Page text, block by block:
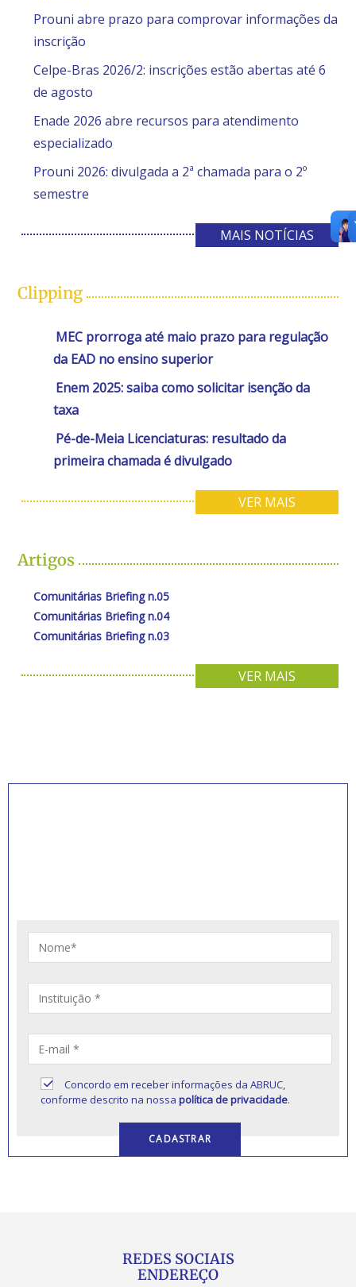
Prouni abre prazo para comprovar informações da
inscrição
Celpe-Bras 2026/2: inscrições estão abertas até 6
de agosto
Enade 2026 abre recursos para atendimento
especializado
Prouni 2026: divulgada a 2ª chamada para o 2º
semestre
MAIS NOTÍCIAS
Clipping
MEC prorroga até maio prazo para regulação
da EAD no ensino superior
Enem 2025: saiba como solicitar isenção da
taxa
Pé-de-Meia Licenciaturas: resultado da
primeira chamada é divulgado
VER MAIS
Artigos
Comunitárias Briefing n.05
Comunitárias Briefing n.04
Comunitárias Briefing n.03
VER MAIS
Concordo em receber informações da ABRUC,
conforme descrito na nossapolítica de privacidade.
REDES SOCIAIS
ENDEREÇO